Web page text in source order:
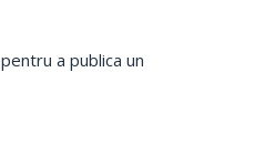
pentru a publica un